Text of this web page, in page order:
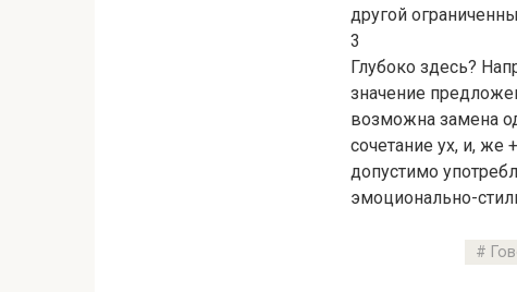
другой
3
Глубоко здесь?
значение
возможна замена
сочетание ух, и, же
допустимо
эмоционально-